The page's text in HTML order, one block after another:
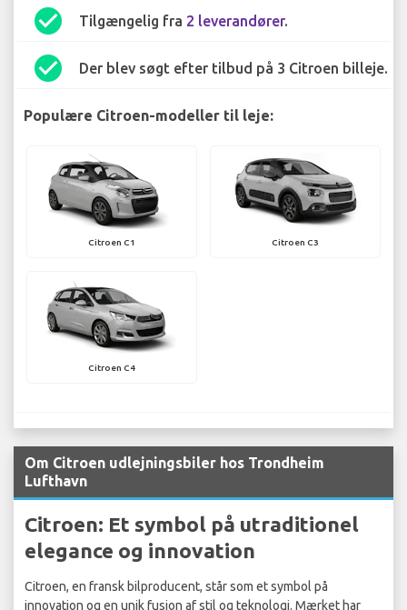
check_circle Tilgængelig fra 2 leverandører.
check_circle Der blev søgt efter tilbud på 3 Citroen billeje.
Populære Citroen-modeller til leje:
Citroen C1 Citroen C3
Citroen C4
Om Citroen udlejningsbiler hos Trondheim
Lufthavn
Citroen: Et symbol på utraditionel
elegance og innovation
Citroen, en fransk bilproducent, står som et symbol på
innovation og en unik fusion af stil og teknologi. Mærket har